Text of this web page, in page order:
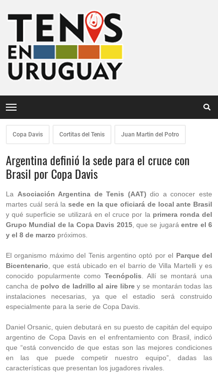
Copa Davis Cortitas del Tenis Juan Martin del Potro
Argentina definió la sede para el cruce con
Brasil por Copa Davis
La Asociación Argentina de Tenis (AAT) dio a conocer este
martes cuál será la sede en la que oficiará de local ante Brasil
y qué superficie se utilizará en el cruce por la primera ronda del
Grupo Mundial de la Copa Davis 2015, que se jugaráentre el 6
y el 8 de marzo próximos.
El organismo máximo del Tenis argentino optó por el Parque del
Bicentenario , que está ubicado en el barrio de Villa Martelli y es
conocido popularmente comoTecnópolis . Allí se montará una
cancha de polvo de ladrillo al aire librey se montarán todas las
instalaciones necesarias, ya que el estadio será construido
especialmente para la serie de Copa Davis.
Daniel Orsanic, quien debutará en su puesto de capitán del equipo
argentino de Copa Davis en el enfrentamiento con Brasil, indicó
que “está convencido de que estas son las mejores condiciones
en las que puede competir nuestro equipo”, dadas las
características que presentan los jugadores rivales.